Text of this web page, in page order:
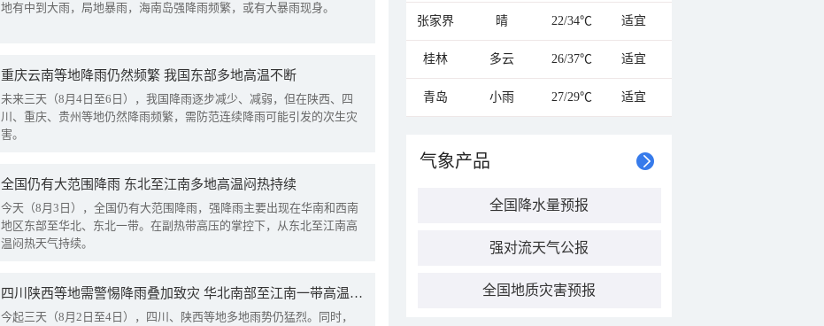
地有中到大雨，局地暴雨，海南岛强降雨频繁，或有大暴雨现身。
重庆云南等地降雨仍然频繁 我国东部多地高温不断
未来三天（8月4日至6日），我国降雨逐步减少、减弱，但在陕西、四
川、重庆、贵州等地仍然降雨频繁，需防范连续降雨可能引发的次生灾
害。
全国仍有大范围降雨 东北至江南多地高温闷热持续
今天（8月3日），全国仍有大范围降雨，强降雨主要出现在华南和西南
地区东部至华北、东北一带。在副热带高压的掌控下，从东北至江南高
温闷热天气持续。
四川陕西等地需警惕降雨叠加致灾 华北南部至江南一带高温频现
今起三天（8月2日至4日），四川、陕西等地多地雨势仍猛烈。同时，
张家界 晴 22/34℃ 适宜
桂林 多云 26/37℃ 适宜
青岛 小雨 27/29℃ 适宜
气象产品
全国降水量预报
强对流天气公报
全国地质灾害预报